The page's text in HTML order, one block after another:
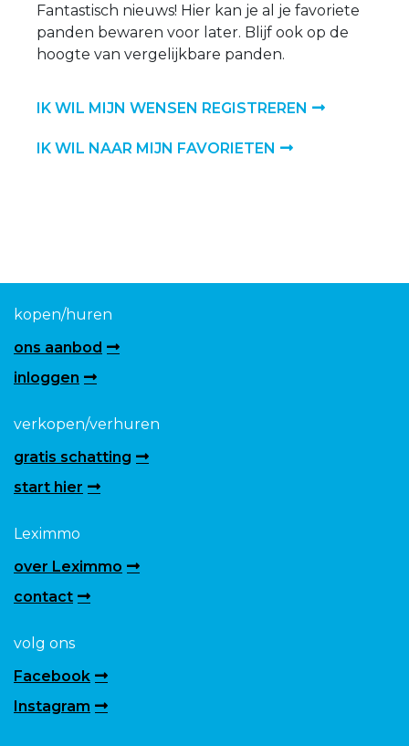
Fantastisch nieuws! Hier kan je al je favoriete
panden bewaren voor later. Blijf ook op de
hoogte van vergelijkbare panden.
IK WIL MIJN WENSEN REGISTREREN
IK WIL NAAR MIJN FAVORIETEN
kopen/huren
ons aanbod
inloggen
verkopen/verhuren
gratis schatting
start hier
Leximmo
over Leximmo
contact
volg ons
Facebook
Instagram